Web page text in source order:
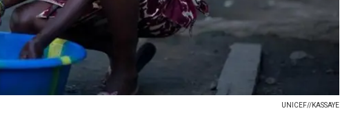
UNICEF//KASSAYE